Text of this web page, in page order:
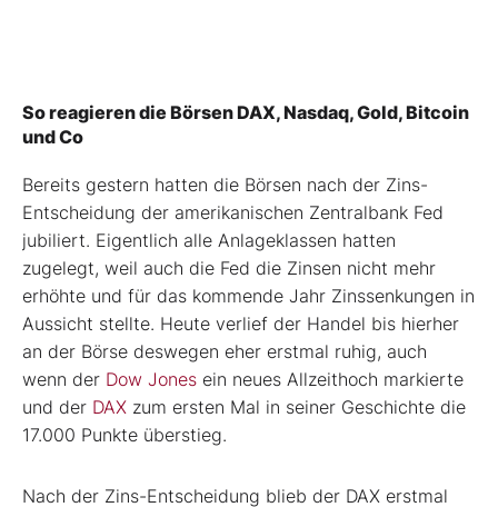
So reagieren die Börsen DAX, Nasdaq, Gold, Bitcoin
und Co
Bereits gestern hatten die Börsen nach der Zins-
Entscheidung der amerikanischen Zentralbank Fed
jubiliert. Eigentlich alle Anlageklassen hatten
zugelegt, weil auch die Fed die Zinsen nicht mehr
erhöhte und für das kommende Jahr Zinssenkungen in
Aussicht stellte. Heute verlief der Handel bis hierher
an der Börse deswegen eher erstmal ruhig, auch
wenn der Dow Jones ein neues Allzeithoch markierte
und der DAX zum ersten Mal in seiner Geschichte die
17.000 Punkte überstieg.
Nach der Zins-Entscheidung blieb der DAX erstmal